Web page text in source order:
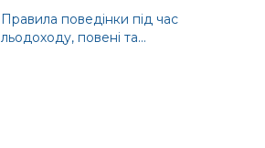
Правила поведінки під час
льодоходу, повені та...